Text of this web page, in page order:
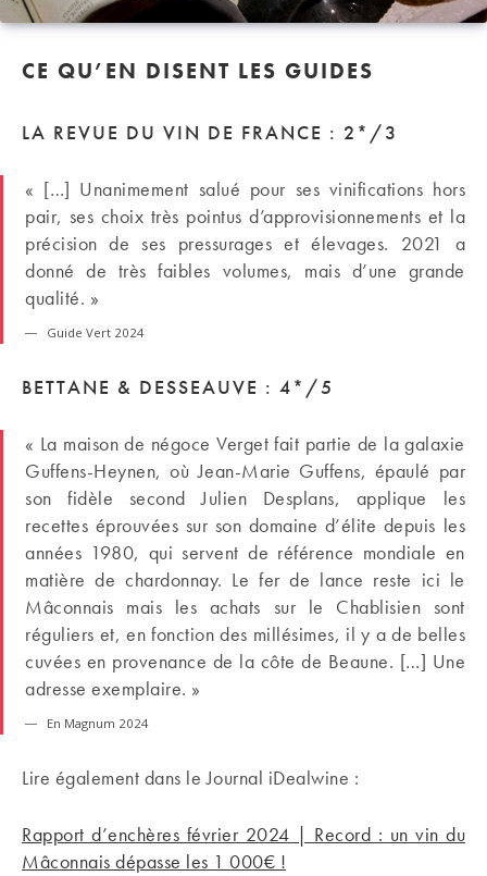
CE QU’EN DISENT LES GUIDES
LA REVUE DU VIN DE FRANCE : 2*/3
« […] Unanimement salué pour ses vinifications hors
pair, ses choix très pointus d’approvisionnements et la
précision de ses pressurages et élevages. 2021 a
donné de très faibles volumes, mais d’une grande
qualité. »
Guide Vert 2024
BETTANE & DESSEAUVE : 4*/5
« La maison de négoce Verget fait partie de la galaxie
Guffens-Heynen, où Jean-Marie Guffens, épaulé par
son fidèle second Julien Desplans, applique les
recettes éprouvées sur son domaine d’élite depuis les
années 1980, qui servent de référence mondiale en
matière de chardonnay. Le fer de lance reste ici le
Mâconnais mais les achats sur le Chablisien sont
réguliers et, en fonction des millésimes, il y a de belles
cuvées en provenance de la côte de Beaune. […] Une
adresse exemplaire. »
En Magnum 2024
Lire également dans le Journal iDealwine :
Rapport d’enchères février 2024 | Record : un vin du
Mâconnais dépasse les 1 000€ !